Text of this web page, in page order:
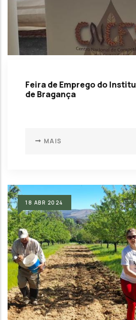
Feira de Emprego do
de Bragança
MAIS
18 ABR 2024